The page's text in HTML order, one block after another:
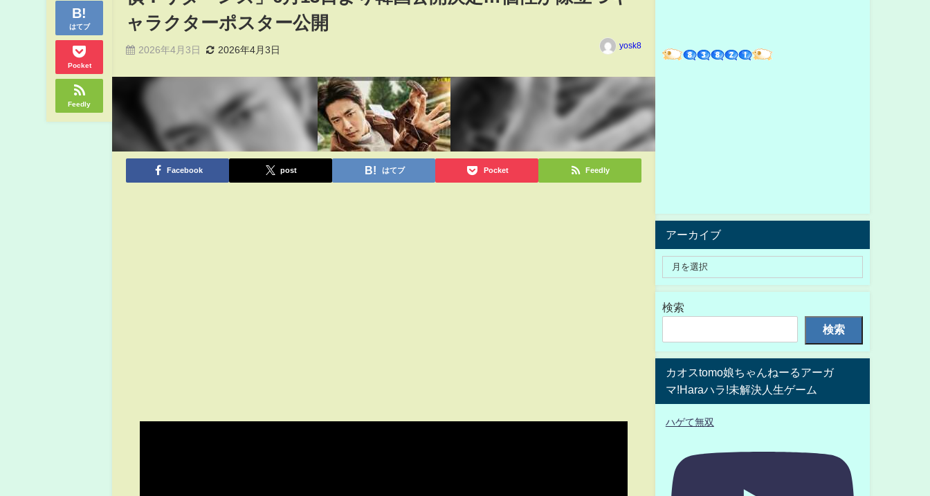
はてブ
Pocket
Feedly
ャラクターポスター公開
2026年4月3日 2026年4月3日 yosk8
Facebook post はてブ Pocket Feedly
アーカイブ
検索
検索
カオスtomo娘ちゃんねーるアーガ
マ!Haraハラ!未解決人生ゲーム
ハゲて無双